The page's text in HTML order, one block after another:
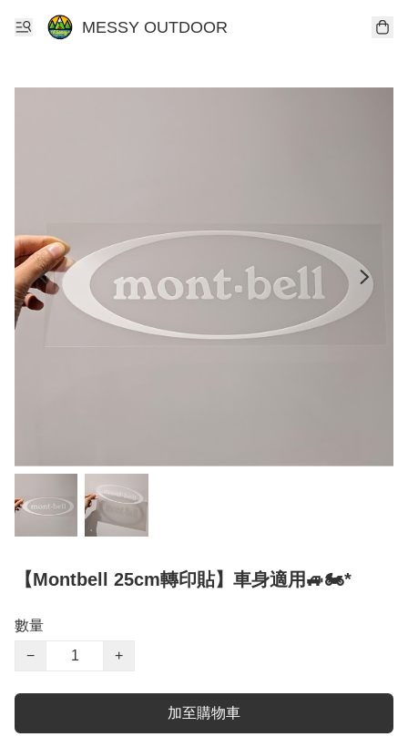
MESSY OUTDOOR
【Montbell 25cm轉印貼】車身適用🚙🏍️*
數量
−
+
加至購物車